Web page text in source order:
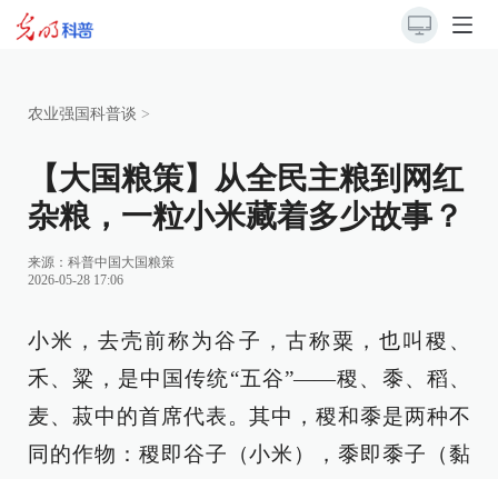
农业强国科普谈 >
【大国粮策】从全民主粮到网红
杂粮，一粒小米藏着多少故事？
来源： 科普中国大国粮策
2026-05-28 17:06
小米，去壳前称为谷子，古称粟，也叫稷、
禾、粱，是中国传统“五谷”——稷、黍、稻、
麦、菽中的首席代表。其中，稷和黍是两种不
同的作物：稷即谷子（小米），黍即黍子（黏